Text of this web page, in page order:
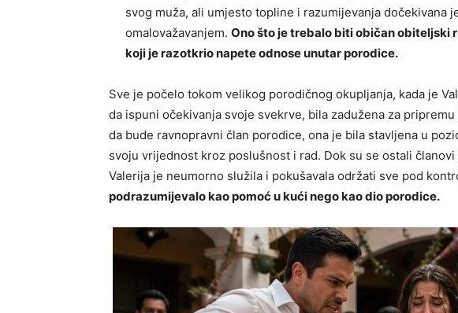
svog muža, ali umjesto topline i razumijevanja dočekivana
omalovažavanjem. Ono što je trebalo biti običan obiteljski
koji je razotkrio napete odnose unutar porodice.
Sve je počelo tokom velikog porodičnog okupljanja, kada je
da ispuni očekivanja svoje svekrve, bila zadužena za
da bude ravnopravni član porodice, ona je bila stavljena u
svoju vrijednost kroz poslušnost i rad. Dok su se ostali
Valerija je neumorno služila i pokušavala održati sve pod
podrazumijevalo kao pomoć u kući nego kao dio porodice.